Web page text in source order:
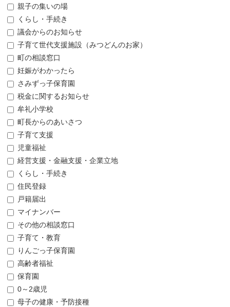
親子の集いの場
くらし・手続き
議会からのお知らせ
子育て世代支援施設（みつどんのお家）
町の相談窓口
妊娠がわかったら
さみずっ子保育園
税金に関するお知らせ
牟礼小学校
町長からのあいさつ
子育て支援
児童福祉
経営支援・金融支援・企業立地
くらし・手続き
住民登録
戸籍届出
マイナンバー
その他の相談窓口
子育て・教育
りんごっ子保育園
高齢者福祉
保育園
0～2歳児
母子の健康・予防接種